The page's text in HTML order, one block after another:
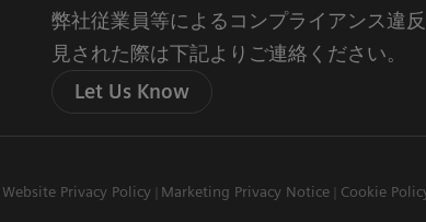
弊社従業員等によるコンプライアンス違
見された際は下記よりご連絡ください。
Let Us Know
Website Privacy Policy Marketing Privacy Notice Cookie